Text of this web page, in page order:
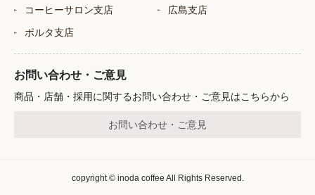
コーヒーサロン支店
ポルタ支店
広島支店
お問い合わせ・ご意見
商品・店舗・採用に関するお問い合わせ・ご意見はこちらから
お問い合わせ・ご意見
copyright © inoda coffee All Rights Reserved.